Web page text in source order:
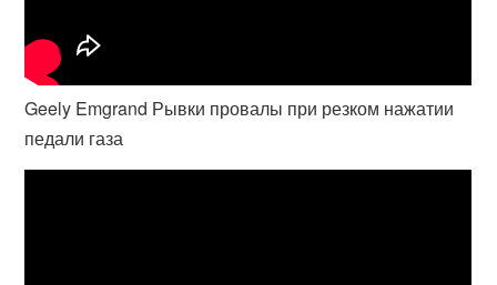
Geely Emgrand Рывки провалы при резком нажатии
педали газа